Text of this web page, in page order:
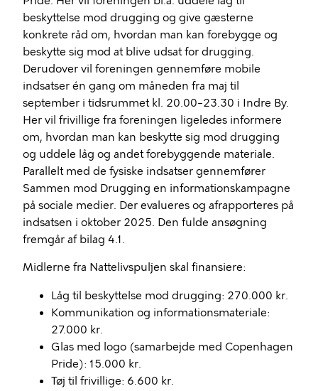
beskyttelse mod drugging og give gæsterne
konkrete råd om, hvordan man kan forebygge og
beskytte sig mod at blive udsat for drugging.
Derudover vil foreningen gennemføre mobile
indsatser én gang om måneden fra maj til
september i tidsrummet kl. 20.00–23.30 i Indre By.
Her vil frivillige fra foreningen ligeledes informere
om, hvordan man kan beskytte sig mod drugging
og uddele låg og andet forebyggende materiale.
Parallelt med de fysiske indsatser gennemfører
Sammen mod Drugging en informationskampagne
på sociale medier. Der evalueres og afrapporteres på
indsatsen i oktober 2025. Den fulde ansøgning
fremgår af bilag 4.1.
Midlerne fra Nattelivspuljen skal finansiere:
Låg til beskyttelse mod drugging: 270.000 kr.
Kommunikation og informationsmateriale:
27.000 kr.
Glas med logo (samarbejde med Copenhagen
Pride): 15.000 kr.
Tøj til frivillige: 6.600 kr.